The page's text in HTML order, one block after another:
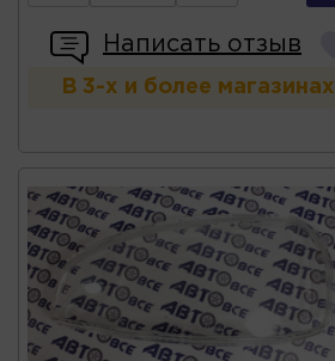
Написать отзыв
В 3-х и более магазинах